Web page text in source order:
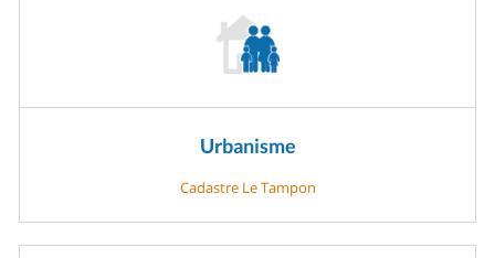
Urbanisme
Cadastre Le Tampon